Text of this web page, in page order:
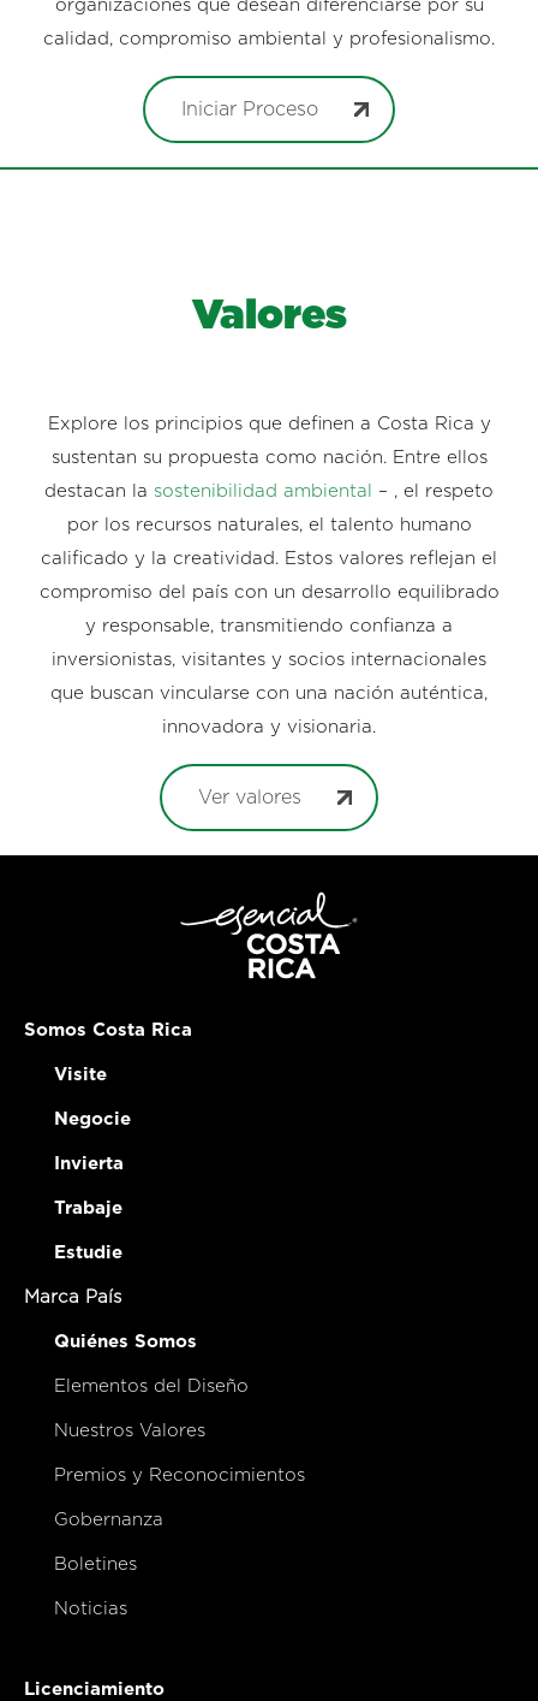
organizaciones que desean diferenciarse por su
calidad, compromiso ambiental y profesionalismo.
Iniciar Proceso
Valores
Explore los principios que definen a Costa Rica y
sustentan su propuesta como nación. Entre ellos
destacan la sostenibilidad ambiental
– , el respeto
por los recursos naturales, el talento humano
calificado y la creatividad. Estos valores reflejan el
compromiso del país con un desarrollo equilibrado
y responsable, transmitiendo confianza a
inversionistas, visitantes y socios internacionales
que buscan vincularse con una nación auténtica,
innovadora y visionaria.
Ver valores
Somos Costa Rica
Visite
Negocie
Invierta
Trabaje
Estudie
Marca País
Quiénes Somos
Elementos del Diseño
Nuestros Valores
Premios y Reconocimientos
Gobernanza
Boletines
Noticias
Licenciamiento